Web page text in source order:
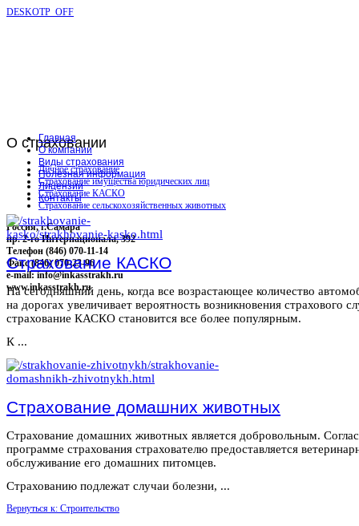
DESKOTP_OFF
О страховании
Личное страхование
Страхование имущества юридических лиц
Страхование КАСКО
Страхование сельскохозяйственных животных
Россия, г.Самара
пр. 2-го Интернационала, 392
Телефон (846) 070-11-14
Факс (846) 070-23-96
e-mail: info@inkasstrakh.ru
www.inkasstrakh.ru
Главная
О компании
Виды страхования
Полезная информация
Лицензии
Контакты
Страхование КАСКО
На сегодняшний день, когда все возрастающее количество
на дорогах увеличивает вероятность возникновения страхового
страхование КАСКО становится все более популярным.
К ...
Страхование домашних животных
Страхование домашних животных является добровольным.
программе страхования страхователю предоставляется
обслуживание его домашних питомцев.
Страхованию подлежат случаи болезни, ...
Вернуться к: Строительство